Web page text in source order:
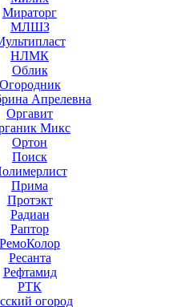
Мираторг
МЛШЗ
НЛМК
Облик
Огородник
Апрелевна
Оргавит
Микс
Ортон
Поиск
Прима
Протэкт
Радиан
Раптор
РемоКолор
Ресанта
Рефтамид
РТК
огород